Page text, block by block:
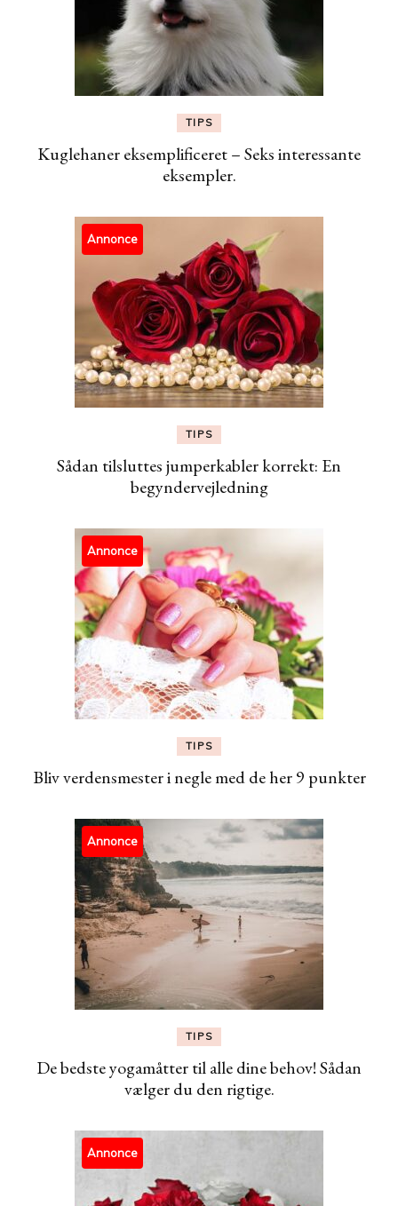
TIPS
Kuglehaner eksemplificeret – Seks interessante
eksempler.
Annonce
TIPS
Sådan tilsluttes jumperkabler korrekt: En
begyndervejledning
Annonce
TIPS
Bliv verdensmester i negle med de her 9 punkter
Annonce
TIPS
De bedste yogamåtter til alle dine behov! Sådan
vælger du den rigtige.
Annonce